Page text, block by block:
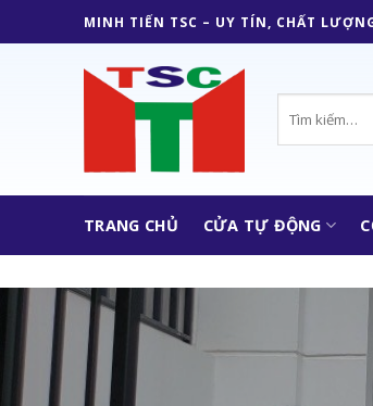
to
MINH TIẾN TSC – UY TÍN, CHẤT
kiếm:
TRANG CHỦ CỬA TỰ ĐỘNG